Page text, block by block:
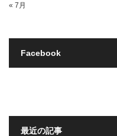
« 7月
Facebook
最近の記事